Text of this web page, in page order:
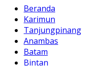
Beranda
Karimun
Tanjungpinang
Anambas
Batam
Bintan